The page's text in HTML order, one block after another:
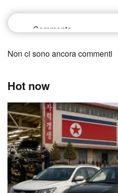
Non ci sono ancora commenti
Hot now